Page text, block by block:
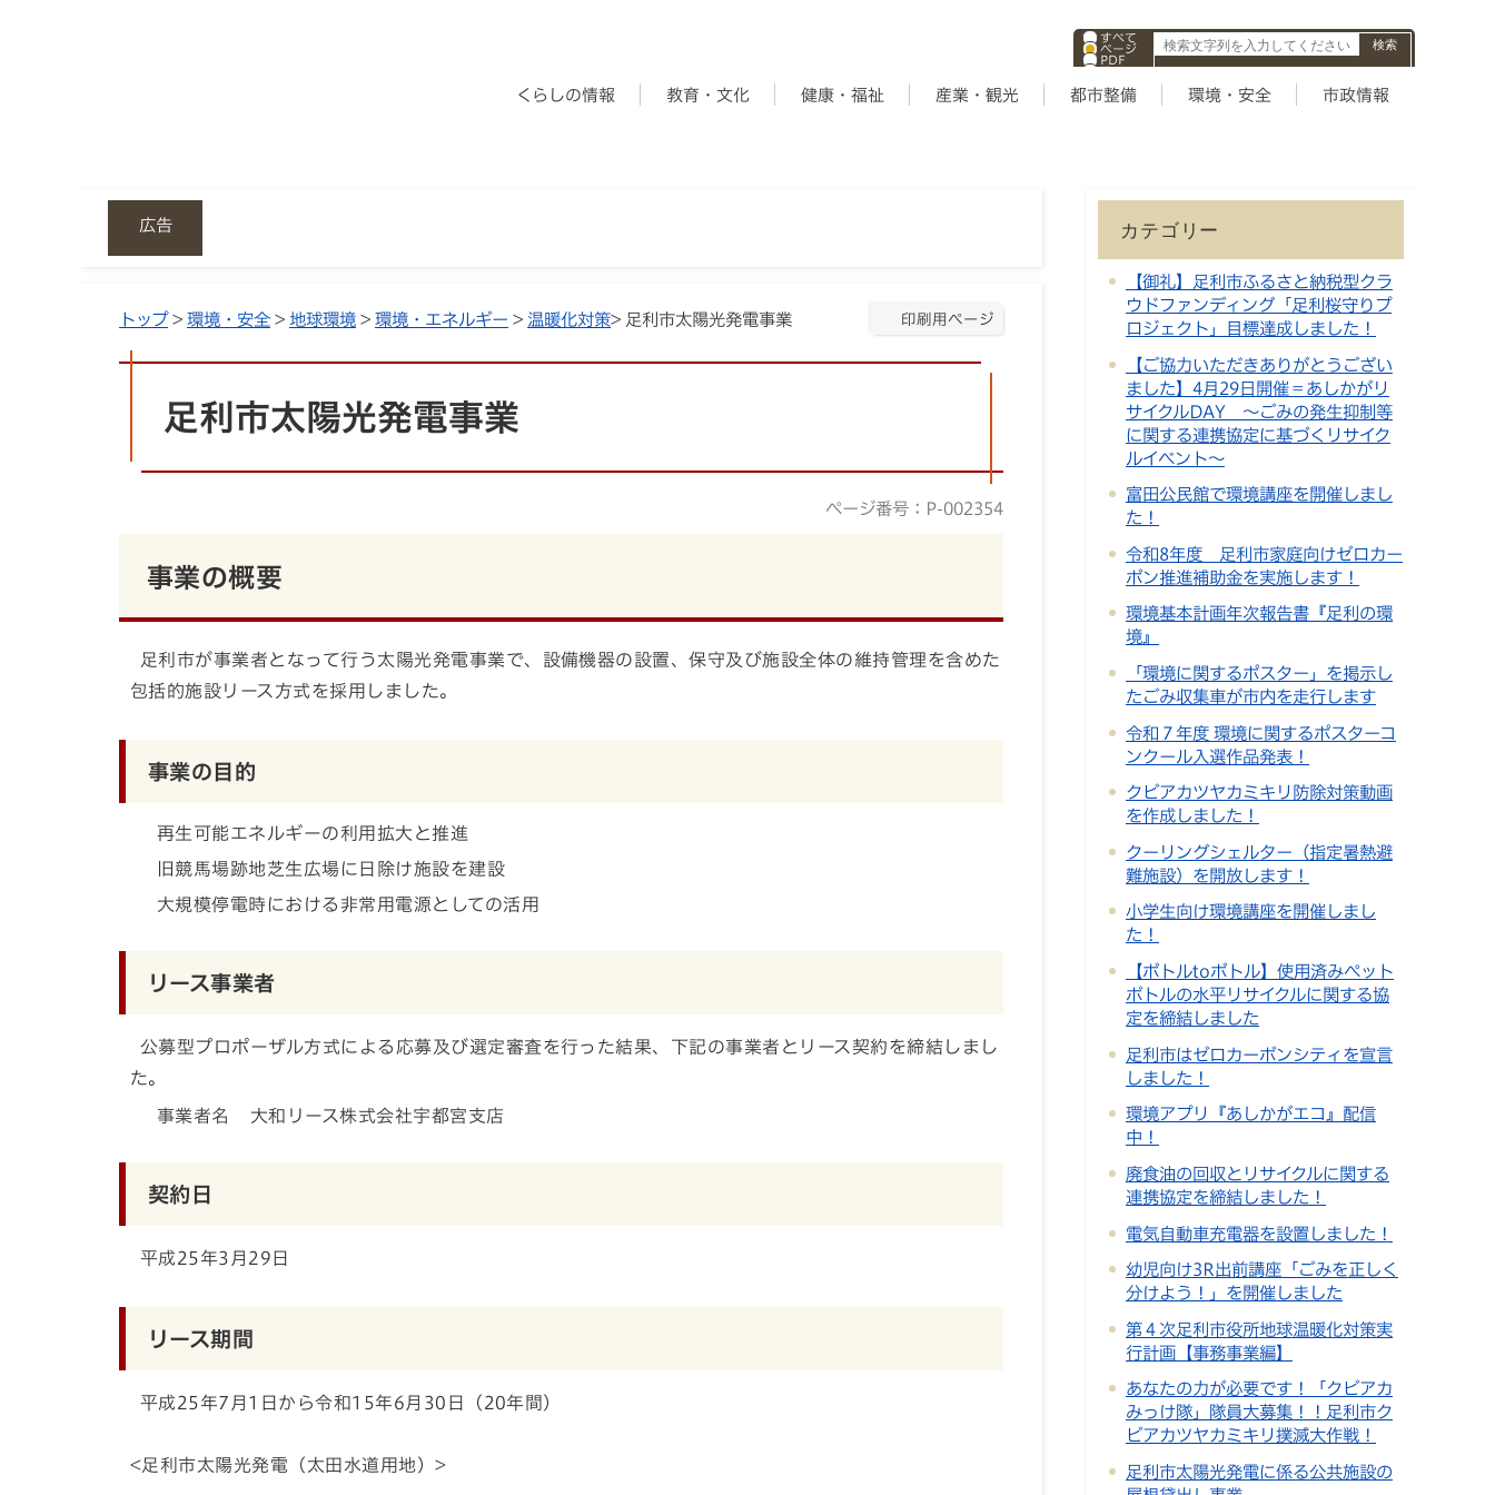
すべて
ページ
PDF
ID
くらしの情報 教育・文化 健康・福祉 産業・観光 都市整備 環境・安全 市政情報
広告
印刷用ページ
トップ> 環境・安全 > 地球環境 > 環境・エネルギー > 温暖化対策> 足利市太陽光発電事業
足利市太陽光発電事業
ページ番号：P-002354
事業の概要
足利市が事業者となって行う太陽光発電事業で、設備機器の設置、保守及び施設全体の維持管理を含めた
包括的施設リース方式を採用しました。
事業の目的
再生可能エネルギーの利用拡大と推進
旧競馬場跡地芝生広場に日除け施設を建設
大規模停電時における非常用電源としての活用
リース事業者
公募型プロポーザル方式による応募及び選定審査を行った結果、下記の事業者とリース契約を締結しまし
た。
事業者名 大和リース株式会社宇都宮支店
契約日
平成25年3月29日
リース期間
平成25年7月1日から令和15年6月30日（20年間）
<足利市太陽光発電（太田水道用地）>
カテゴリー
【御礼】足利市ふるさと納税型クラ
ウドファンディング「足利桜守りプ
ロジェクト」目標達成しました！
【ご協力いただきありがとうござい
ました】4月29日開催＝あしかがリ
サイクルDAY ～ごみの発生抑制等
に関する連携協定に基づくリサイク
ルイベント～
富田公民館で環境講座を開催しまし
た！
令和8年度 足利市家庭向けゼロカー
ボン推進補助金を実施します！
環境基本計画年次報告書『足利の環
境』
「環境に関するポスター」を掲示し
たごみ収集車が市内を走行します
令和７年度 環境に関するポスターコ
ンクール入選作品発表！
クビアカツヤカミキリ防除対策動画
を作成しました！
クーリングシェルター（指定暑熱避
難施設）を開放します！
小学生向け環境講座を開催しまし
た！
【ボトルtoボトル】使用済みペット
ボトルの水平リサイクルに関する協
定を締結しました
足利市はゼロカーボンシティを宣言
しました！
環境アプリ『あしかがエコ』配信
中！
廃食油の回収とリサイクルに関する
連携協定を締結しました！
電気自動車充電器を設置しました！
幼児向け3R出前講座「ごみを正しく
分けよう！」を開催しました
第４次足利市役所地球温暖化対策実
行計画【事務事業編】
あなたの力が必要です！「クビアカ
みっけ隊」隊員大募集！！足利市ク
ビアカツヤカミキリ撲滅大作戦！
足利市太陽光発電に係る公共施設の